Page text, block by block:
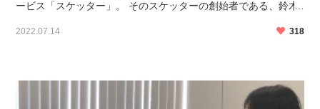
ービス「スケッター」。 そのスケッターの創始者である、鈴木
か 何がきっかけでスケッターのアイディアが生まれ […]
2022.07.14 318